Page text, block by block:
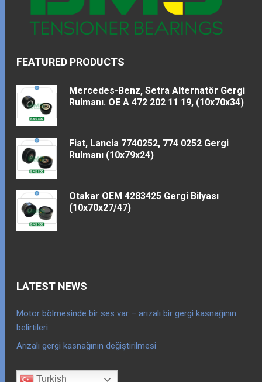
FEATURED PRODUCTS
Mercedes-Benz, Setra Alternatör Gergi
Rulmanı. OE A 472 202 11 19, (10x70x34)
Fiat, Lancia 7740252, 774 0252 Gergi
Rulmanı (10x79x24)
Otakar OEM 4283425 Gergi Bilyası
(10x70x27/47)
LATEST NEWS
Motor bölmesinde bir ses var – arızalı bir gergi kasnağının
belirtileri
Arızalı gergi kasnağının değiştirilmesi
Turkish